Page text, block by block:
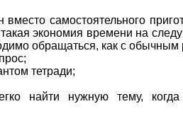
самостоятельного
экономия времени на
обращаться, как с обычным
тетради;
найти нужную тему, когда